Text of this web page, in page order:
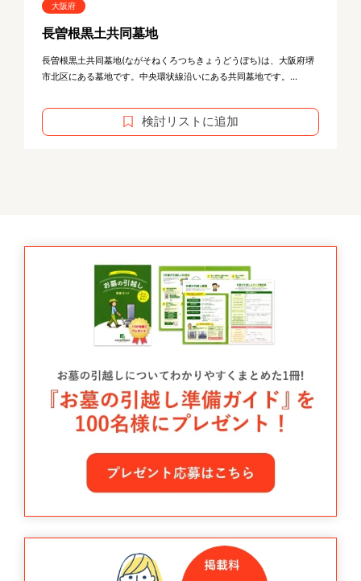
大阪府
長曽根黒土共同墓地
長曽根黒土共同墓地(ながそねくろつちきょうどうぼち)は、大阪府堺
市北区にある墓地です。中央環状線沿いにある共同墓地です。...
検討リストに追加